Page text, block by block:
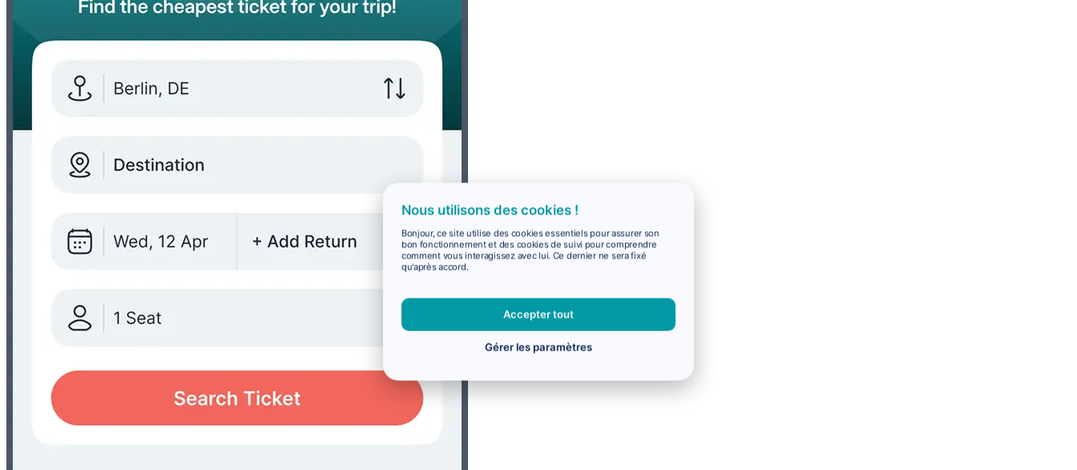
Nous utilisons des cookies !
Bonjour, ce site utilise des cookies essentiels pour assurer son
bon fonctionnement et des cookies de suivi pour comprendre
comment vous interagissez avec lui. Ce dernier ne sera fixé
qu'après accord.
Accepter tout
Gérer les paramètres